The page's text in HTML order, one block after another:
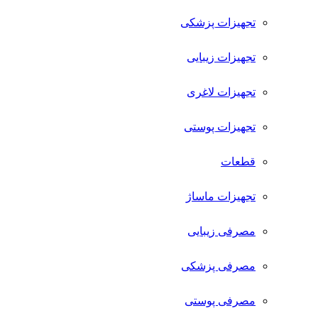
تجهیزات پزشکی
تجهیزات زیبایی
تجهیزات لاغری
تجهیزات پوستی
قطعات
تجهیزات ماساژ
مصرفی زیبایی
مصرفی پزشکی
مصرفی پوستی